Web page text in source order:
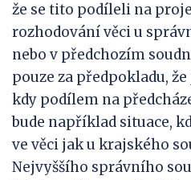
že se tito podíleli na
rozhodování věci u
nebo v předchozím
pouze za předpokladu,
kdy podílem na
bude například situace,
ve věci jak u krajského
Nejvyššího správního